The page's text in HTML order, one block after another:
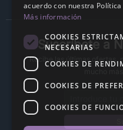
Suscríbete a
Recibe las últimas ofertas,
acuerdo con nuestra
Más información
COOKIES
NECESARIAS
COOKIES DE
COOKIES DE
COOKIES DE